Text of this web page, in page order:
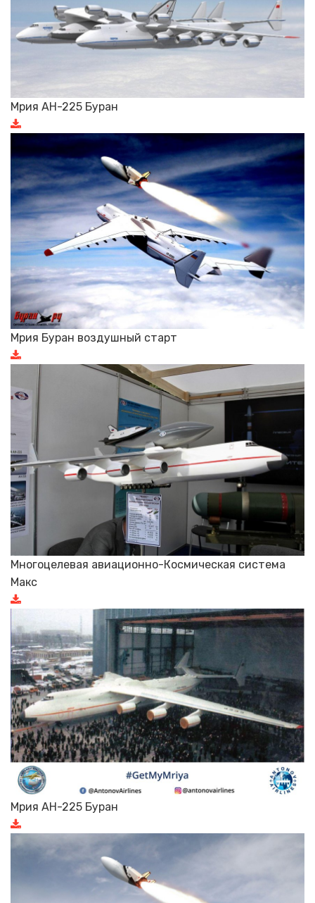
Мрия АН-225 Буран
Мрия Буран воздушный старт
Многоцелевая авиационно-Космическая система
Макс
Мрия АН-225 Буран